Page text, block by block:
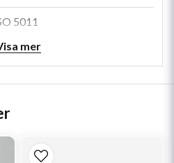
5011
FERGUSON
mer